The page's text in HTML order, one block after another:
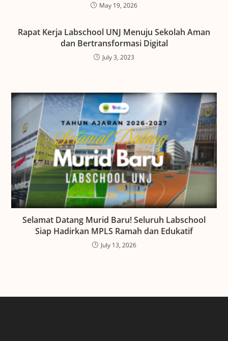
May 19, 2026
Rapat Kerja Labschool UNJ Menuju Sekolah Aman
dan Bertransformasi Digital
July 3, 2023
Selamat Datang Murid Baru! Seluruh Labschool
Siap Hadirkan MPLS Ramah dan Edukatif
July 13, 2026